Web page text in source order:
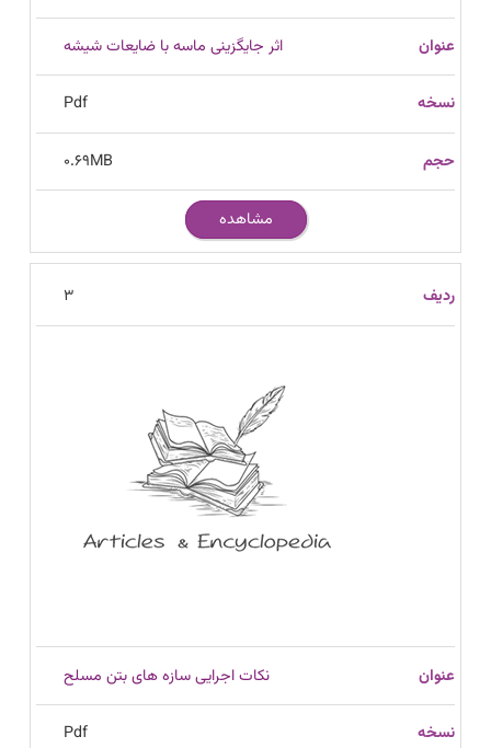
اثر جایگزینی ماسه با ضایعات شیشه
Pdf
0.69MB
مشاهده
3
نکات اجرایی سازه های بتن مسلح
Pdf